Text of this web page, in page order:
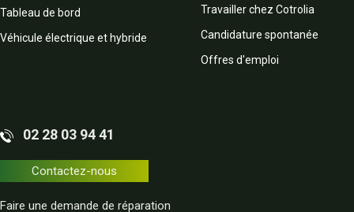
Tableau de bord
Véhicule électrique et hybride
Travailler chez Cotrolia
Candidature spontanée
Offres d'emploi
02 28 03 94 41
Contactez-nous
Faire une demande de réparation